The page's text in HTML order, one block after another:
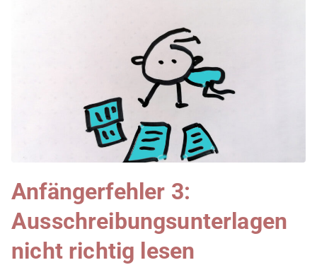
Anfängerfehler 3:
Ausschreibungsunterlagen
nicht richtig lesen